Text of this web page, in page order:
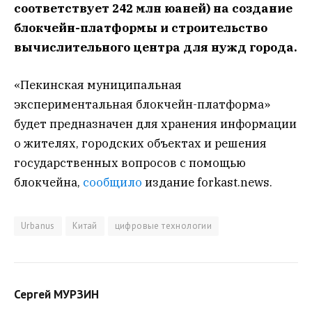
соответствует 242 млн юаней) на создание
блокчейн-платформы и строительство
вычислительного центра для нужд города.
«Пекинская муниципальная
экспериментальная блокчейн-платформа»
будет предназначен для хранения информации
о жителях, городских объектах и решения
государственных вопросов с помощью
блокчейна, сообщило издание forkast.news.
Urbanus Китай цифровые технологии
Сергей МУРЗИН